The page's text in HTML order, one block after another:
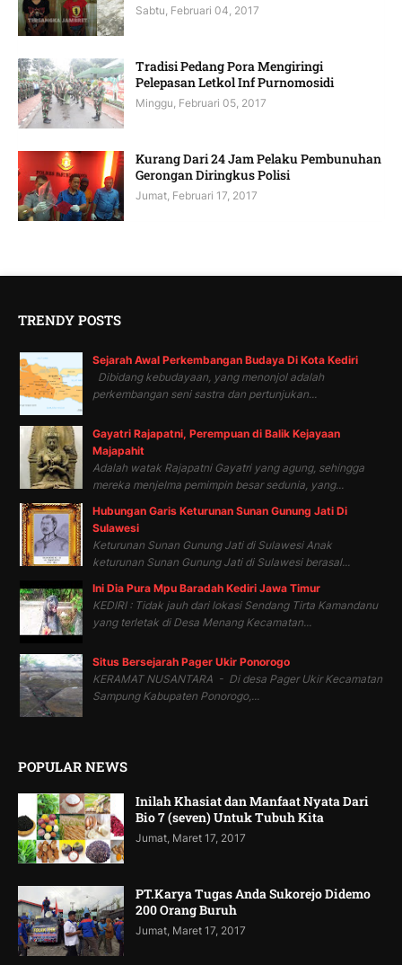
Sabtu, Februari 04, 2017
Tradisi Pedang Pora Mengiringi
Pelepasan Letkol Inf Purnomosidi
Minggu, Februari 05, 2017
Kurang Dari 24 Jam Pelaku Pembunuhan
Gerongan Diringkus Polisi
Jumat, Februari 17, 2017
TRENDY POSTS
Sejarah Awal Perkembangan Budaya Di Kota Kediri
Dibidang kebudayaan, yang menonjol adalah
perkembangan seni sastra dan pertunjukan...
Gayatri Rajapatni, Perempuan di Balik Kejayaan
Majapahit
Adalah watak Rajapatni Gayatri yang agung, sehingga
mereka menjelma pemimpin besar sedunia, yang...
Hubungan Garis Keturunan Sunan Gunung Jati Di
Sulawesi
Keturunan Sunan Gunung Jati di Sulawesi Anak
keturunan Sunan Gunung Jati di Sulawesi berasal...
Ini Dia Pura Mpu Baradah Kediri Jawa Timur
KEDIRI : Tidak jauh dari lokasi Sendang Tirta Kamandanu
yang terletak di Desa Menang Kecamatan...
Situs Bersejarah Pager Ukir Ponorogo
KERAMAT NUSANTARA - Di desa Pager Ukir Kecamatan
Sampung Kabupaten Ponorogo,...
POPULAR NEWS
Inilah Khasiat dan Manfaat Nyata Dari
Bio 7 (seven) Untuk Tubuh Kita
Jumat, Maret 17, 2017
PT.Karya Tugas Anda Sukorejo Didemo
200 Orang Buruh
Jumat, Maret 17, 2017